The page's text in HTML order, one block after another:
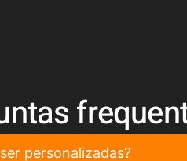
personalizadas?